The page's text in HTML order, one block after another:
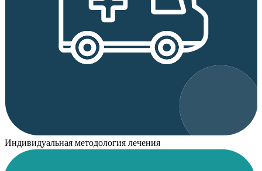
Индивидуальная методология лечения